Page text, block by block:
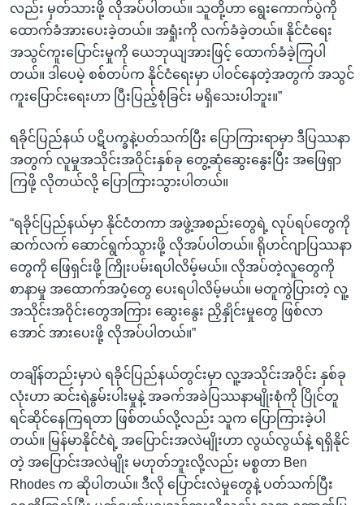
လည်း မှတ်သားဖို့ လိုအပ်ပါတယ်။ သူတို့ဟာ ရွေးကောက်ပွဲကို
ထောက်ခံအားပေးခဲ့တယ်။ အရှုံးကို လက်ခံခဲ့တယ်။ နိုင်ငံရေး
အသွင်ကူးပြောင်းမှုကို ယေဘုယျအားဖြင့် ထောက်ခံခဲ့ကြပါ
တယ်။ ဒါပေမဲ့ စစ်တပ်က နိုင်ငံရေးမှာ ပါဝင်နေတဲ့အတွက် အသွင်
ကူးပြောင်းရေးဟာ ပြီးပြည့်စုံခြင်း မရှိသေးပါဘူး။”
ရခိုင်ပြည်နယ် ပဋိပက္ခနဲ့ပတ်သက်ပြီး ပြောကြားရာမှာ ဒီပြဿနာ
အတွက် လူမှုအသိုင်းအဝိုင်းနှစ်ခု တွေ့ဆုံဆွေးနွေးပြီး အဖြေရှာ
ကြဖို့ လိုတယ်လို့ ပြောကြားသွားပါတယ်။
“ရခိုင်ပြည်နယ်မှာ နိုင်ငံတကာ အဖွဲ့အစည်းတွေရဲ့ လုပ်ရပ်တွေကို
ဆက်လက် ဆောင်ရွက်သွားဖို့ လိုအပ်ပါတယ်။ ရိုဟင်ဂျာပြဿနာ
တွေကို ဖြေရှင်းဖို့ ကြိုးပမ်းရပါလိမ့်မယ်။ လိုအပ်တဲ့လူတွေကို
စာနာမှု အထောက်အပံ့တွေ ပေးရပါလိမ့်မယ်။ မတူကွဲပြားတဲ့ လူ့
အသိုင်းအဝိုင်းတွေအကြား ဆွေးနွေး ညှိနှိုင်းမှုတွေ ဖြစ်လာ
အောင် အားပေးဖို့ လိုအပ်ပါတယ်။”
တချိန်တည်းမှာပဲ ရခိုင်ပြည်နယ်တွင်းမှာ လူ့အသိုင်းအဝိုင်း နှစ်ခု
လုံးဟာ ဆင်းရဲနွမ်းပါးမှုနဲ့ အခက်အခဲပြဿနာမျိုးစုံကို ပြိုင်တူ
ရင်ဆိုင်နေကြရတာ ဖြစ်တယ်လို့လည်း သူက ပြောကြားခဲ့ပါ
တယ်။ မြန်မာနိုင်ငံရဲ့ အပြောင်းအလဲမျိုးဟာ လွယ်လွယ်နဲ့ ရရှိနိုင်
တဲ့ အပြောင်းအလဲမျိုး မဟုတ်ဘူးလို့လည်း မစ္စတာ Ben
Rhodes က ဆိုပါတယ်။ ဒီလို ပြောင်းလဲမှုတွေနဲ့ ပတ်သက်ပြီး